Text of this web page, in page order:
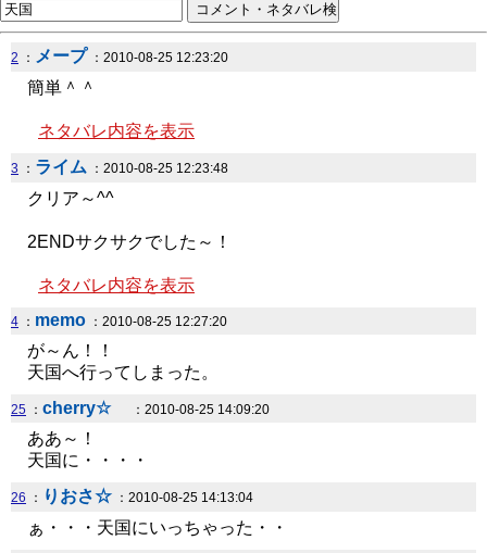
2 ： メープ ：2010-08-25 12:23:20
簡単＾＾
ネタバレ内容を表示
3 ： ライム ：2010-08-25 12:23:48
クリア～^^
2ENDサクサクでした～！
ネタバレ内容を表示
4 ： memo ：2010-08-25 12:27:20
が～ん！！
天国へ行ってしまった。
25 ： cherry☆ ：2010-08-25 14:09:20
ああ～！
天国に・・・・
26 ： りおさ☆ ：2010-08-25 14:13:04
ぁ・・・天国にいっちゃった・・